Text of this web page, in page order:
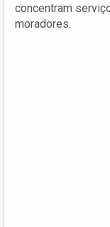
concentram
moradores.